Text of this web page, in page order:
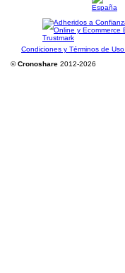
Condiciones y Términos de Uso
©Cronoshare 2012-2026